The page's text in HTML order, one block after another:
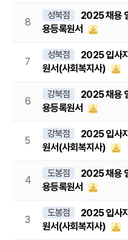
8
성북점
2025 채용
용등록원서
7
성북점
2025 입사지
원서(사회복지사)
6
강북점
2025 채용
용등록원서
5
강북점
2025 입사지
원서(사회복지사)
4
도봉점
2025 채용
용등록원서
3
도봉점
2025 입사지
원서(사회복지사)